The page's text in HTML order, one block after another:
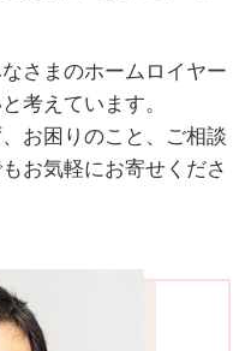
さまのホームロイヤー
考えています。
お困りのこと、ご相談
お気軽にお寄せくださ